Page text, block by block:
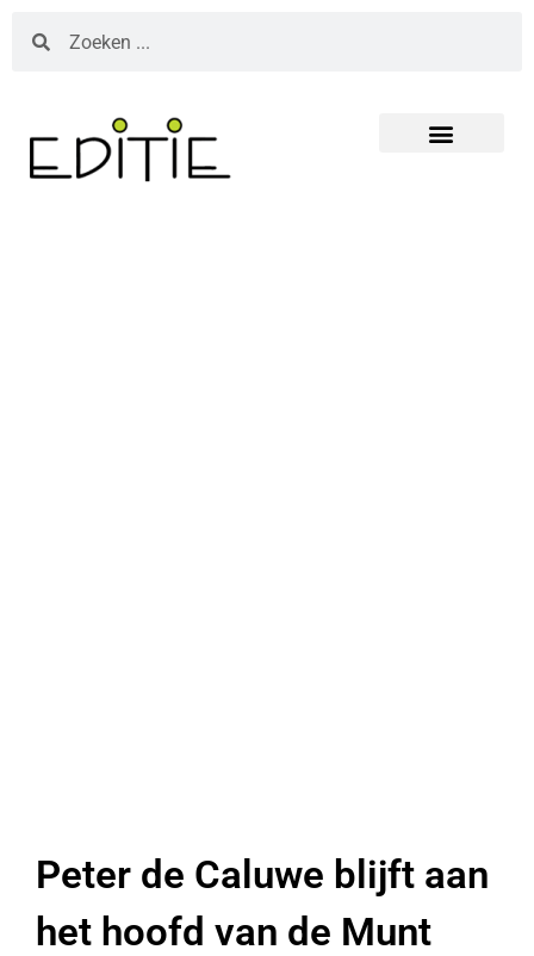
Peter de Caluwe blijft aan
het hoofd van de Munt